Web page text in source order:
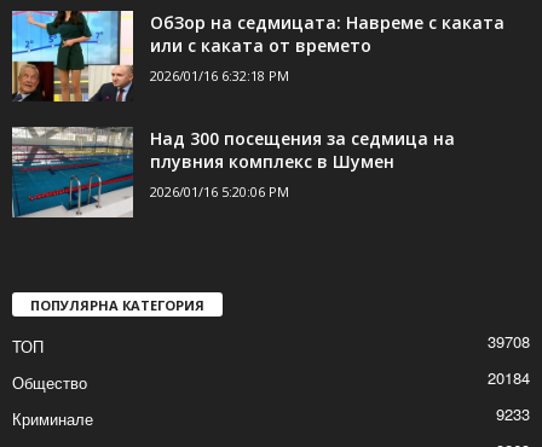
ОбЗор на седмицата: Навреме с каката
или с каката от времето
2026/01/16 6:32:18 PM
Над 300 посещения за седмица на
плувния комплекс в Шумен
2026/01/16 5:20:06 PM
ПОПУЛЯРНА КАТЕГОРИЯ
ТОП
39708
Общество
20184
Криминале
9233